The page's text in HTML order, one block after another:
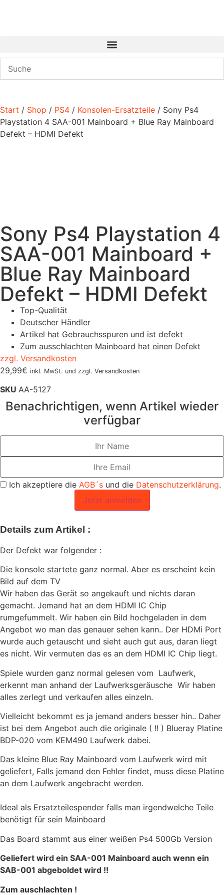
Start / Shop / PS4 / Konsolen-Ersatzteile / Sony Ps4
Playstation 4 SAA-001 Mainboard + Blue Ray Mainboard
Defekt – HDMI Defekt
Sony Ps4 Playstation 4
SAA-001 Mainboard +
Blue Ray Mainboard
Defekt – HDMI Defekt
Top-Qualität
Deutscher Händler
Artikel hat Gebrauchsspuren und ist defekt
Zum ausschlachten Mainboard hat einen Defekt
zzgl. Versandkosten
29,99€ inkl. MwSt. und zzgl. Versandkosten
SKU AA-5127
Benachrichtigen, wenn Artikel wieder
verfügbar
Ich akzeptiere die AGB´s und die Datenschutzerklärung.
Jetzt anmelden
Details zum Artikel :
Der Defekt war folgender :
Die konsole startete ganz normal. Aber es erscheint kein
Bild auf dem TV
Wir haben das Gerät so angekauft und nichts daran
gemacht. Jemand hat an dem HDMI IC Chip
rumgefummelt. Wir haben ein Bild hochgeladen in dem
Angebot wo man das genauer sehen kann.. Der HDMi Port
wurde auch getauscht und sieht auch gut aus, daran liegt
es nicht. Wir vermuten das es an dem HDMI IC Chip liegt.
Spiele wurden ganz normal gelesen vom Laufwerk,
erkennt man anhand der Laufwerksgeräusche Wir haben
alles zerlegt und verkaufen alles einzeln.
Vielleicht bekommt es ja jemand anders besser hin.. Daher
ist bei dem Angebot auch die originale ( !! ) Blueray Platine
BDP-020 vom KEM490 Laufwerk dabei.
Das kleine Blue Ray Mainboard vom Laufwerk wird mit
geliefert, Falls jemand den Fehler findet, muss diese Platine
an dem Laufwerk angebracht werden.
Ideal als Ersatzteilespender falls man irgendwelche Teile
benötigt für sein Mainboard
Das Board stammt aus einer weißen Ps4 500Gb Version
Geliefert wird ein SAA-001 Mainboard auch wenn ein
SAB-001 abgeboldet wird !!
Zum auschlachten !